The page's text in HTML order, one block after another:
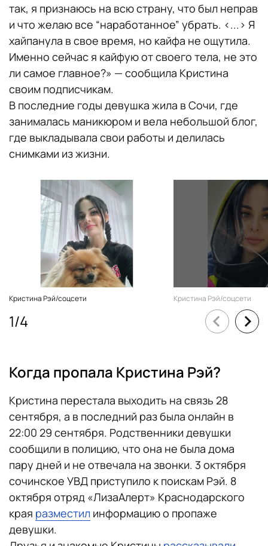
так, я признаюсь на всю страну, что был неправ
и что желаю все “наработанное” убрать. <...> Я
хайпанула в свое время, но кайфа не ощутила.
Именно сейчас я кайфую от своего тела, не это
ли самое главное?» — сообщила Кристина
своим подписчикам.
В последние годы девушка жила в Сочи, где
занималась маникюром и вела небольшой блог,
где выкладывала свои работы и делилась
снимками из жизни.
Кристина Рэй/соцсети Кристина Рэй/соцсети
1/4
Когда пропала Кристина Рэй?
Кристина перестала выходить на связь 28
сентября, а в последний раз была онлайн в
22:00 29 сентября. Родственники девушки
сообщили в полицию, что она не была дома
пару дней и не отвечала на звонки. 3 октября
сочинское УВД приступило к поискам Рэй. 8
октября отряд «ЛизаАлерт» Краснодарского
края разместил информацию о пропаже
девушки.